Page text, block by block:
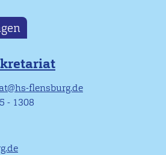
flensburg.de
- 1308